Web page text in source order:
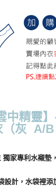
含以上)免運費
含以上)免運費
含以上)免運
中精靈
（灰 A/B
獨家專利水襯墊
設計，水袋裡